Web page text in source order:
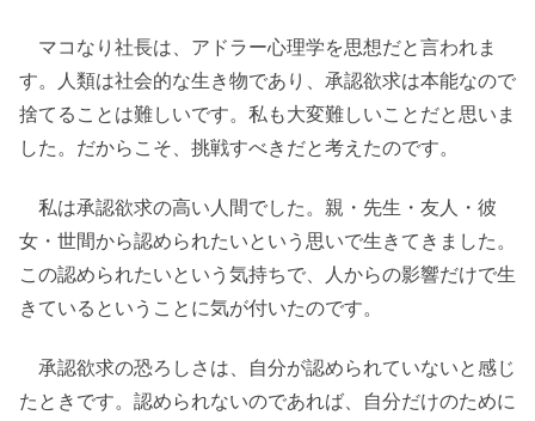
マコなり社長は、アドラー心理学を思想だと言われま
す。人類は社会的な生き物であり、承認欲求は本能なので
捨てることは難しいです。私も大変難しいことだと思いま
した。だからこそ、挑戦すべきだと考えたのです。
私は承認欲求の高い人間でした。親・先生・友人・彼
女・世間から認められたいという思いで生きてきました。
この認められたいという気持ちで、人からの影響だけで生
きているということに気が付いたのです。
承認欲求の恐ろしさは、自分が認められていないと感じ
たときです。認められないのであれば、自分だけのために